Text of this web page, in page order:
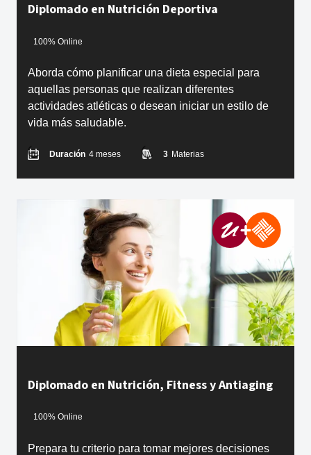
Diplomado en Nutrición Deportiva
100% Online
Aborda cómo planificar una dieta especial para
aquellas personas que realizan diferentes
actividades atléticas o desean iniciar un estilo de
vida más saludable.
Duración 4 meses 3 Materias
Diplomado en Nutrición, Fitness y Antiaging
100% Online
Prepara tu criterio para tomar mejores decisiones